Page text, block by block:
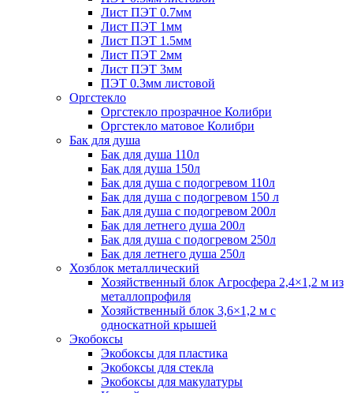
Лист ПЭТ 0.7мм
Лист ПЭТ 1мм
Лист ПЭТ 1.5мм
Лист ПЭТ 2мм
Лист ПЭТ 3мм
ПЭТ 0.3мм листовой
Оргстекло
Оргстекло прозрачное Колибри
Оргстекло матовое Колибри
Бак для душа
Бак для душа 110л
Бак для душа 150л
Бак для душа с подогревом 110л
Бак для душа с подогревом 150 л
Бак для душа с подогревом 200л
Бак для летнего душа 200л
Бак для душа с подогревом 250л
Бак для летнего душа 250л
Хозблок металлический
Хозяйственный блок Агросфера 2,4×1,2 м из
металлопрофиля
Хозяйственный блок 3,6×1,2 м с
односкатной крышей
Экобоксы
Экобоксы для пластика
Экобоксы для стекла
Экобоксы для макулатуры